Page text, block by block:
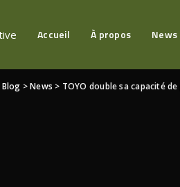
Accueil À propos News
Blog >News > TOYO double sa capacité